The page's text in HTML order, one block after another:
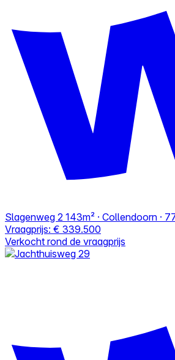
Slagenweg 2 143m² · Collendoorn ·
Vraagprijs: € 339.500
Verkocht rond de vraagprijs